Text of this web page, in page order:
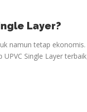
Layer?
namun tetap ekonomis.
Single Layer